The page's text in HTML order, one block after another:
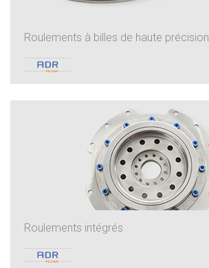
Roulements à billes de haute précision
Roulements intégrés